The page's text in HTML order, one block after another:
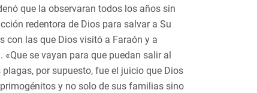
que la observaran todos los años sin
redentora de Dios para salvar a Su
con las que Dios visitó a Faraón y a
se vayan para que puedan salir al
por supuesto, fue el juicio que Dios
y no solo de sus familias sino